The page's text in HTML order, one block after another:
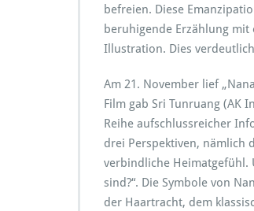
befreien. Diese
beruhigende Erzählung
Illustration. Dies
Am 21. November lief
Film gab Sri Tunruang (AK
Reihe aufschlussreicher
drei Perspektiven, nämlich
verbindliche Heimatgefühl.
sind?“. Die Symbole von
der Haartracht, dem